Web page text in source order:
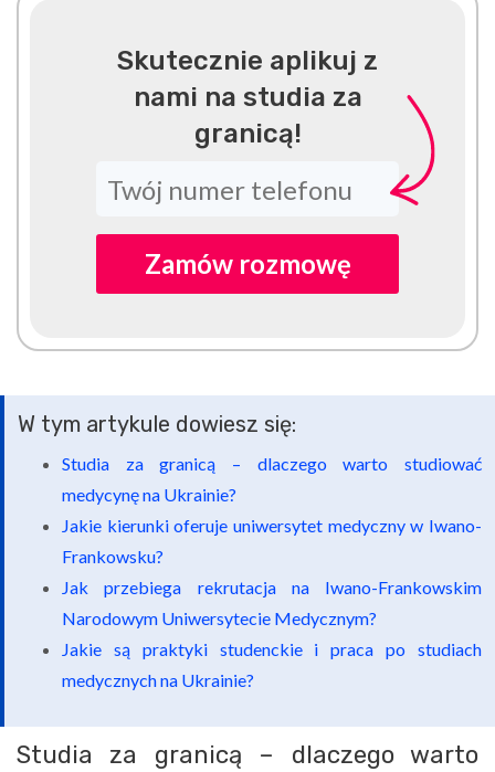
Skutecznie aplikuj z
nami na studia za
granicą!
Zamów rozmowę
W tym artykule dowiesz się:
Studia za granicą – dlaczego warto studiować
medycynę na Ukrainie?
Jakie kierunki oferuje uniwersytet medyczny w Iwano-
Frankowsku?
Jak przebiega rekrutacja na Iwano-Frankowskim
Narodowym Uniwersytecie Medycznym?
Jakie są praktyki studenckie i praca po studiach
medycznych na Ukrainie?
Studia za granicą – dlaczego warto